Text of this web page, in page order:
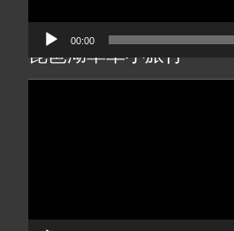
ヤ
00:00
琵琶湖單車小旅行
ヤ